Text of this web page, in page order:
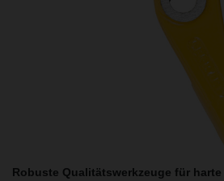
Robuste Qualitätswerkzeuge für